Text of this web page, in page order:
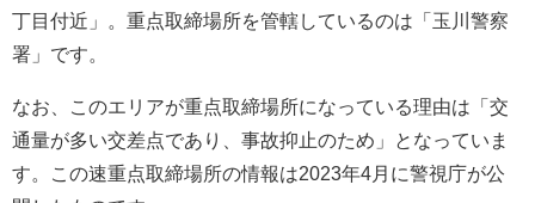
丁目付近」。重点取締場所を管轄しているのは「玉川警察
署」です。
なお、このエリアが重点取締場所になっている理由は「交
通量が多い交差点であり、事故抑止のため」となっていま
す。この速重点取締場所の情報は2023年4月に警視庁が公